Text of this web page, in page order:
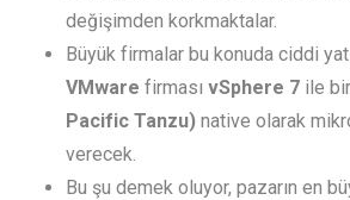
değişimden korkmaktalar.
Büyük firmalar bu konuda ciddi
VMware firması vSphere 7 ile
Pacific Tanzu) native olarak
verecek.
Bu şu demek oluyor, pazarın en